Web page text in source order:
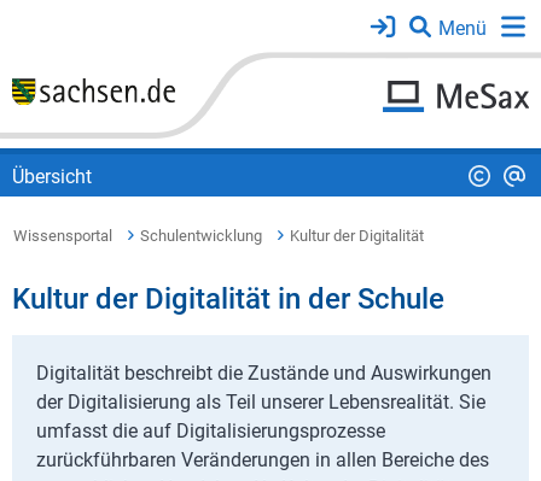
Übersicht
Wissensportal Schulentwicklung Kultur der Digitalität
Kultur der Digitalität in der Schule
Digitalität beschreibt die Zustände und Auswirkungen
der Digitalisierung als Teil unserer Lebensrealität. Sie
umfasst die auf Digitalisierungsprozesse
zurückführbaren Veränderungen in allen Bereiche des